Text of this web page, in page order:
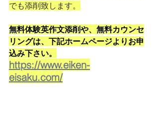
でも添削致します。
無料体験英作文添削や、無料カウンセ
リングは、下記ホームページよりお申
込み下さい。
https://www.eiken-
eisaku.com/